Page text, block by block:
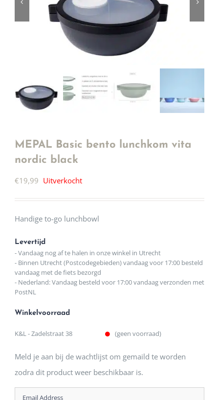
MEPAL Basic bento lunchkom vita
nordic black
€19,99 Uitverkocht
Handige to-go lunchbowl
Levertijd
- Vandaag nog af te halen in onze winkel in Utrecht
- Binnen Utrecht (Postcodegebieden) vandaag voor 17:00 besteld
vandaag met de fiets bezorgd
- Nederland: Vandaag besteld voor 17:00 vandaag verzonden met
PostNL
Winkelvoorraad
K&L - Zadelstraat 38 (geen voorraad)
Meld je aan bij de wachtlijst om gemaild te worden
zodra dit product weer beschikbaar is.
Enter